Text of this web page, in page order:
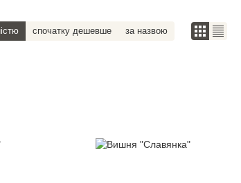
спочатку дешевше за назвою